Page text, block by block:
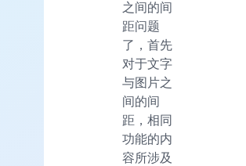
之间的间
距问题
了，首先
对于文字
与图片之
间的间
距，相同
功能的内
容所涉及